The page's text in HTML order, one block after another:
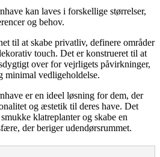
kan laves i forskellige størrelser,
og behov.
til at skabe privatliv, definere områder
touch. Det er konstrueret til at
over for vejrligets påvirkninger,
minimal vedligeholdelse.
er en ideel løsning for dem, der
og æstetik til deres have. Det
klatreplanter og skabe en
der beriger udendørsrummet.